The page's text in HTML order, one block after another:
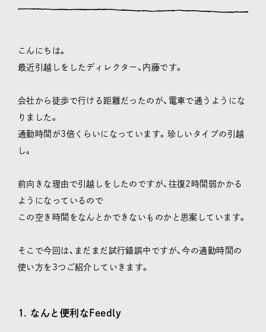
こんにちは。
最近引越しをしたディレクター、内藤です。
会社から徒歩で行ける距離だったのが、電車で通うようにな
りました。
通勤時間が3倍くらいになっています。珍しいタイプの引越
し。
前向きな理由で引越しをしたのですが、往復2時間弱かかる
ようになっているので
この空き時間をなんとかできないものかと思案しています。
そこで今回は、まだまだ試行錯誤中ですが、今の通勤時間の
使い方を3つご紹介していきます。
1. なんと便利なFeedly